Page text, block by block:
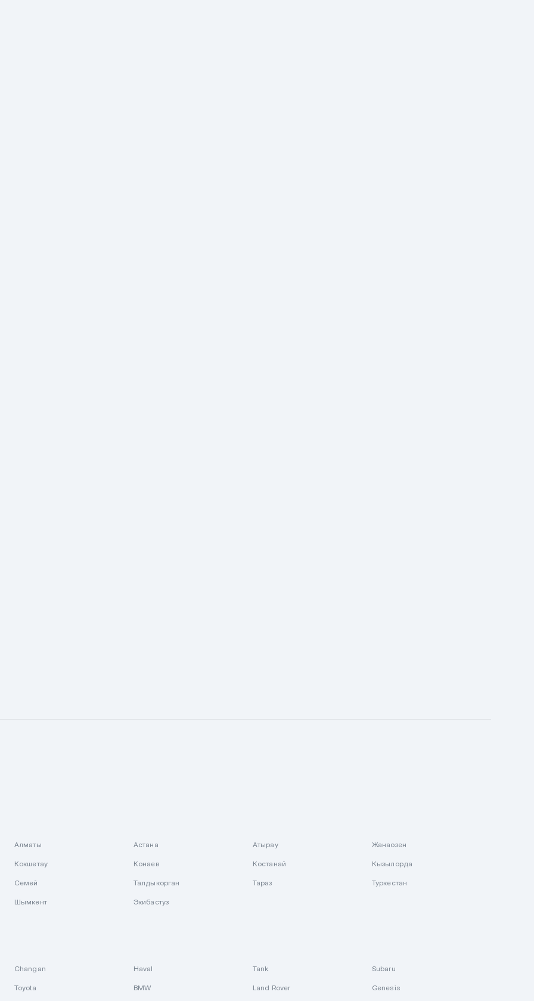
Алматы Астана Атырау Жанаозен
Кокшетау Конаев Костанай Кызылорда
Семей Талдыкорган Тараз Туркестан
Шымкент Экибастуз
Changan Haval Tank Subaru
Toyota BMW Land Rover Genesis